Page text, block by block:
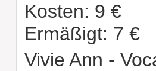
Kosten: 9 €
Ermäßigt: 7 €
Vivie Ann -